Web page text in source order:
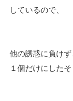
しているので、
他の誘惑に負けず
１個だけにしたそ